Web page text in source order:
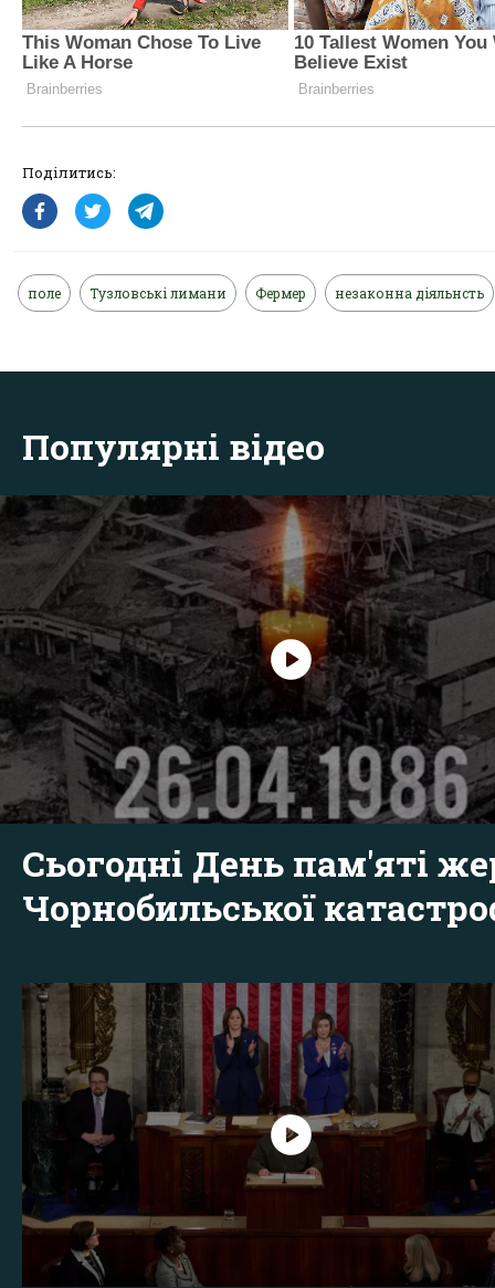
Поділитись:
поле Тузловські лимани Фермер незаконна діяльнсть
Популярні відео
Сьогодні День пам'яті
Чорнобильської